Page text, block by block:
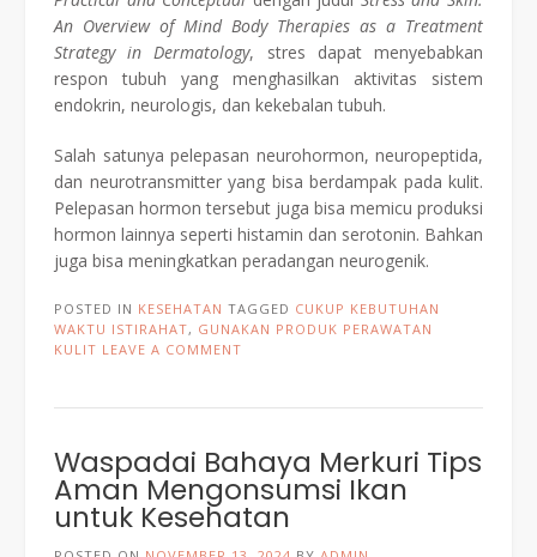
An Overview of Mind Body Therapies as a Treatment
Strategy in Dermatology, stres dapat menyebabkan
respon tubuh yang menghasilkan aktivitas sistem
endokrin, neurologis, dan kekebalan tubuh.
Salah satunya pelepasan neurohormon, neuropeptida,
dan neurotransmitter yang bisa berdampak pada kulit.
Pelepasan hormon tersebut juga bisa memicu produksi
hormon lainnya seperti histamin dan serotonin. Bahkan
juga bisa meningkatkan peradangan neurogenik.
POSTED IN KESEHATAN TAGGED CUKUP KEBUTUHAN
WAKTU ISTIRAHAT, GUNAKAN PRODUK PERAWATAN
KULIT LEAVE A COMMENT
Waspadai Bahaya Merkuri Tips
Aman Mengonsumsi Ikan
untuk Kesehatan